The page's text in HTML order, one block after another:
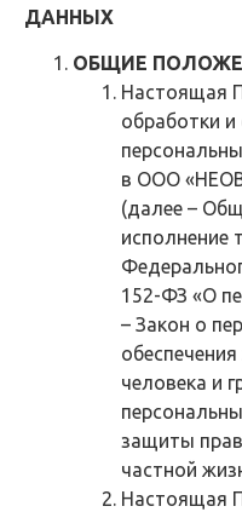
ДАННЫХ
ОБЩИЕ
Настоящая
обработки и
в ООО
(далее –
исполнение
152-ФЗ «О
– Закон о
человека и
защиты
частной
Настоящая